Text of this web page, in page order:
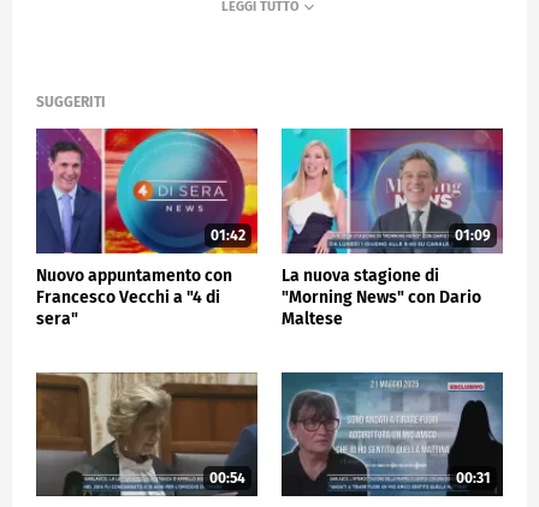
SUGGERITI
01:42
Nuovo appuntamento con
Francesco Vecchi a "4 di
sera"
01:09
La nuova stagione di
"Morning News" con Dario
Maltese
00:54 00:31